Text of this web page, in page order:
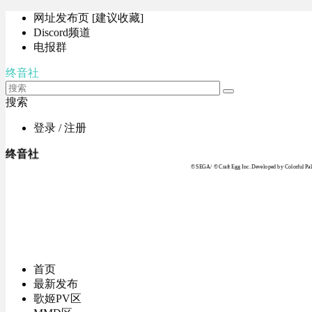
网址发布页 [建议收藏]
Discord频道
电报群
终音社
搜索
登录 / 注册
终音社
© SEGA / © Craft Egg Inc. Developed by Colorful
首页
最新发布
歌姬PV区